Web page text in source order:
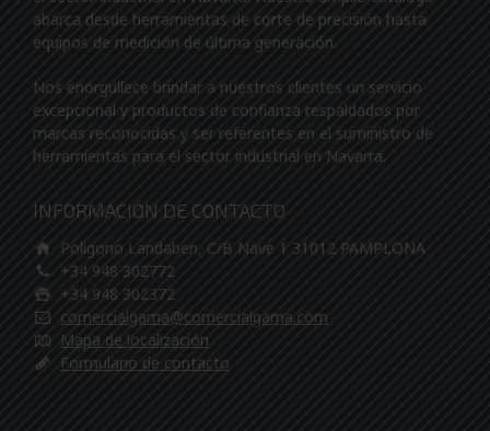
abarca desde herramientas de corte de precisión hasta
equipos de medición de última generación.
Nos enorgullece brindar a nuestros clientes un servicio
excepcional y productos de confianza respaldados por
marcas reconocidas y ser referentes en el suministro de
herramientas para el sector industrial en Navarra.
INFORMACIÓN DE CONTACTO
Poligono Landaben, C/B Nave 1 31012 PAMPLONA
+34 948 302772
+34 948 302372
comercialgama@comercialgama.com
Mapa de localización
Formulario de contacto